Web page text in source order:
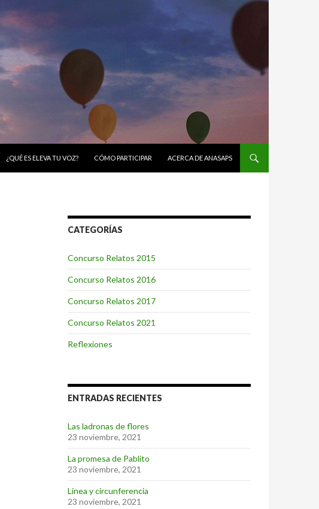
¿QUÉ ES ELEVA TU VOZ? CÓMO PARTICIPAR ACERCA DE ANASAPS
CATEGORÍAS
Concurso Relatos 2015
Concurso Relatos 2016
Concurso Relatos 2017
Concurso Relatos 2021
Reflexiones
ENTRADAS RECIENTES
Las ladronas de flores
23 noviembre, 2021
La promesa de Pablito
23 noviembre, 2021
Línea y circunferencia
23 noviembre, 2021